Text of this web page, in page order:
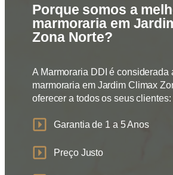
Porque somos a
marmoraria em
Zona Norte?
A Marmoraria DDI é considerada
marmoraria em Jardim Climax
oferecer a todos os seus clientes:
Garantia de 1 a 5 Anos
Preço Justo